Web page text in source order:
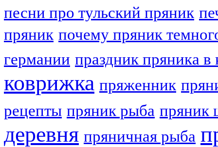
песни про тульский пряник
пряник почему пряник
германии праздник пряника в
коврижка пряженник
рецепты пряник рыба пряник
деревня пряничная рыба